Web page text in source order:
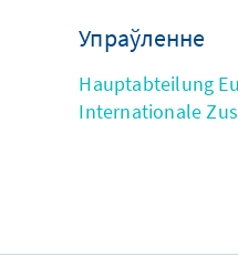
Упраўленне
Hauptabteilung
Internationale